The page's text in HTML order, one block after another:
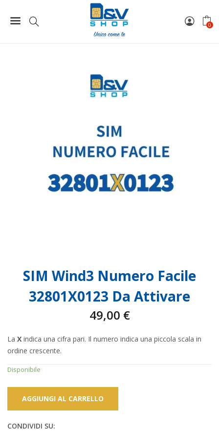
0
SIM Wind3 Numero Facile 32801X0123 Da Attivare
SIM Wind3 Numero Facile
32801X0123 Da Attivare
49,00 €
La X indica una cifra pari. Il numero indica una piccola scala in
ordine crescente.
Disponibile
AGGIUNGI AL CARRELLO
CONDIVIDI SU: